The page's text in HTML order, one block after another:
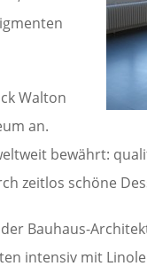
Walton
an.
bewährt:
zeitlos schöne
Bauhaus-
intensiv mit